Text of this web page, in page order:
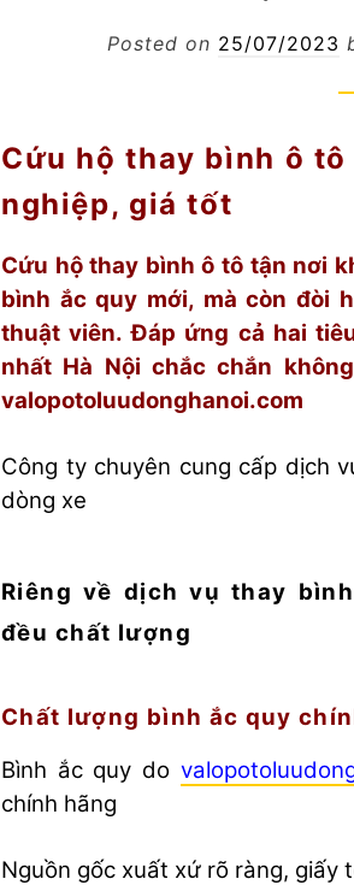
Posted on 25/07/2023
Cứu hộ thay bình ô
nghiệp, giá tốt
Cứu hộ thay bình ô tô tận nơi
bình ắc quy mới, mà còn đòi
thuật viên. Đáp ứng cả hai
nhất Hà Nội chắc chắn
valopotoluudonghanoi.com
Công ty chuyên cung cấp dịch
dòng xe
Riêng về dịch vụ thay
đều chất lượng
Chất lượng bình ắc quy
Bình ắc quy do
chính hãng
Nguồn gốc xuất xứ rõ ràng, giấy